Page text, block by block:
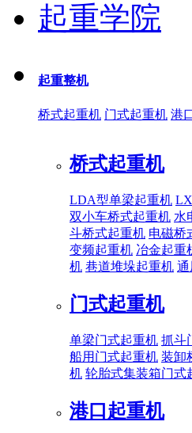
起重学院
起重整机
桥式起重机 门式起重机 港
桥式起重机
LDA型单梁起重机
双小车桥式起重机 水
斗桥式起重机 电磁桥
变频起重机 冶金起重
机 巷道堆垛起重机 通
门式起重机
单梁门式起重机 抓斗
船用门式起重机 装卸
机 轮胎式集装箱门式
港口起重机